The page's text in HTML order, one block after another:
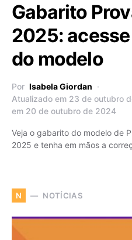
Gabarito
2025:
do modelo
Por Isabela Giordan
Atualizado em 23 de outubro
em 20 de outubro de 2024
Veja o gabarito do modelo de
2025 e tenha em mãos a
N NOTÍCIAS